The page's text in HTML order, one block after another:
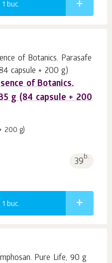
buc.
of Botanics.
g (84 capsule + 200
200 g)
39b.
buc.